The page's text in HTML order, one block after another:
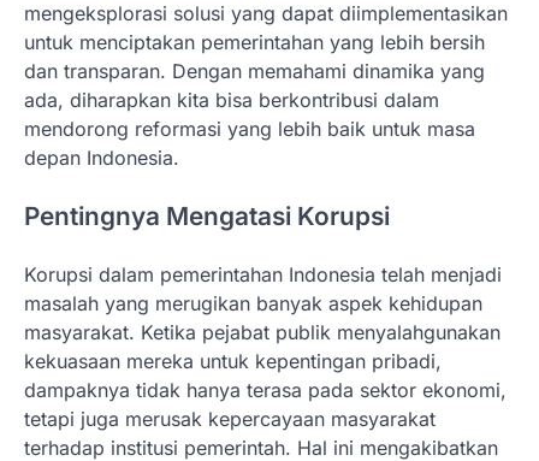
mengeksplorasi solusi yang dapat diimplementasikan
untuk menciptakan pemerintahan yang lebih bersih
dan transparan. Dengan memahami dinamika yang
ada, diharapkan kita bisa berkontribusi dalam
mendorong reformasi yang lebih baik untuk masa
depan Indonesia.
Pentingnya Mengatasi Korupsi
Korupsi dalam pemerintahan Indonesia telah menjadi
masalah yang merugikan banyak aspek kehidupan
masyarakat. Ketika pejabat publik menyalahgunakan
kekuasaan mereka untuk kepentingan pribadi,
dampaknya tidak hanya terasa pada sektor ekonomi,
tetapi juga merusak kepercayaan masyarakat
terhadap institusi pemerintah. Hal ini mengakibatkan